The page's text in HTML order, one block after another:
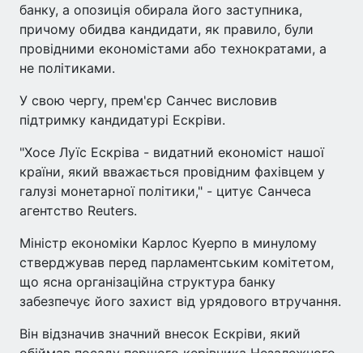
банку, а опозиція обирала його заступника,
причому обидва кандидати, як правило, були
провідними економістами або технократами, а
не політиками.
У свою чергу, прем'єр Санчес висловив
підтримку кандидатурі Ескріви.
"Хосе Луїс Ескріва - видатний економіст нашої
країни, який вважається провідним фахівцем у
галузі монетарної політики," - цитує Санчеса
агентство Reuters.
Міністр економіки Карлос Куерпо в минулому
стверджував перед парламентським комітетом,
що ясна організаційна структура банку
забезпечує його захист від урядового втручання.
Він відзначив значний внесок Ескріви, який